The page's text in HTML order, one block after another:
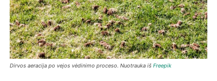
Dirvos aeracija po vejos vėdinimo proceso. Nuotrauka iš Freepik